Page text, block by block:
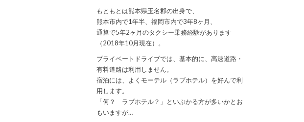
もともとは熊本県玉名郡の出身で、
熊本市内で1年半、福岡市内で3年8ヶ月、
通算で5年2ヶ月のタクシー乗務経験があります
（2018年10月現在）。
プライベートドライブでは、基本的に、高速道路・
有料道路は利用しません。
宿泊には、よくモーテル（ラブホテル）を好んで利
用します。
「何？ ラブホテル？」といぶかる方が多いかとお
もいますが…